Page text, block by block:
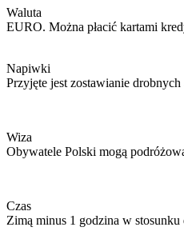
Waluta
EURO. Można płacić kartami
Napiwki
Przyjęte jest zostawianie
Wiza
Obywatele Polski mogą
Czas
Zimą minus 1 godzina w